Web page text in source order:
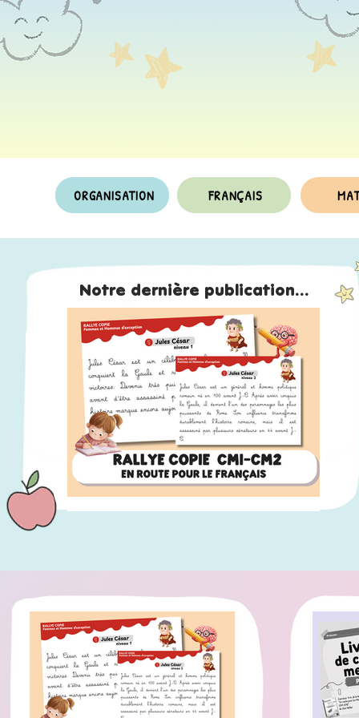
ORGANISATION FRANÇAIS
Notre dernière publication...